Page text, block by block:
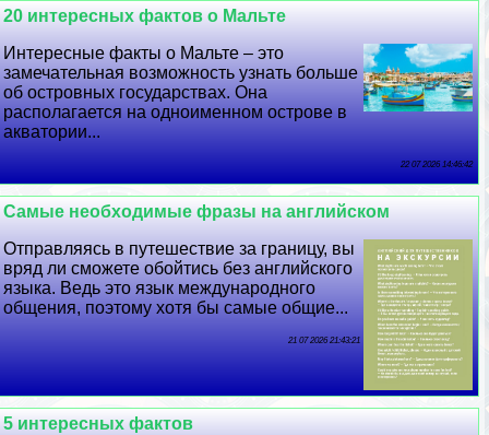
20 интересных фактов о Мальте
Интересные факты о Мальте – это
замечательная возможность узнать больше
об островных государствах. Она
располагается на одноименном острове в
акватории...
22 07 2026 14:46:42
Самые необходимые фразы на английском
Отправляясь в путешествие за границу, вы
вряд ли сможете обойтись без английского
языка. Ведь это язык международного
общения, поэтому хотя бы самые общие...
21 07 2026 21:43:21
5 интересных фактов